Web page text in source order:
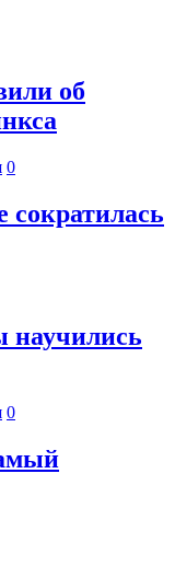
об
0
научились
0